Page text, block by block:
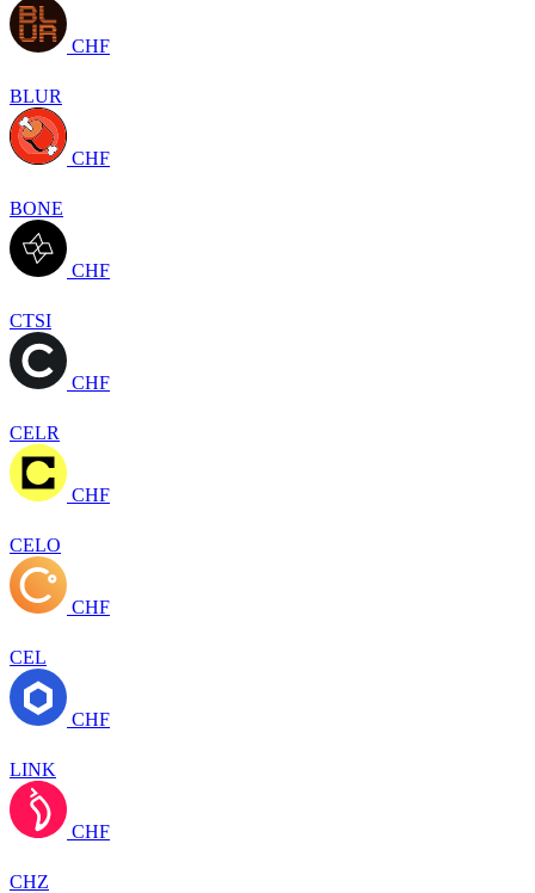
CHF
BLUR
CHF
BONE
CHF
CTSI
CHF
CELR
CHF
CELO
CHF
CEL
CHF
LINK
CHF
CHZ